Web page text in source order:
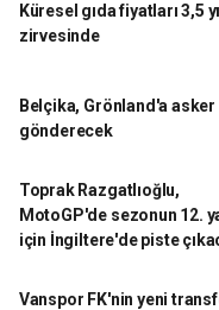
Küresel gıda fiyatları 3,5
zirvesinde
Belçika, Grönland'a asker
gönderecek
Toprak Razgatlıoğlu,
MotoGP'de sezonun 12.
için İngiltere'de piste
Vanspor FK'nin yeni